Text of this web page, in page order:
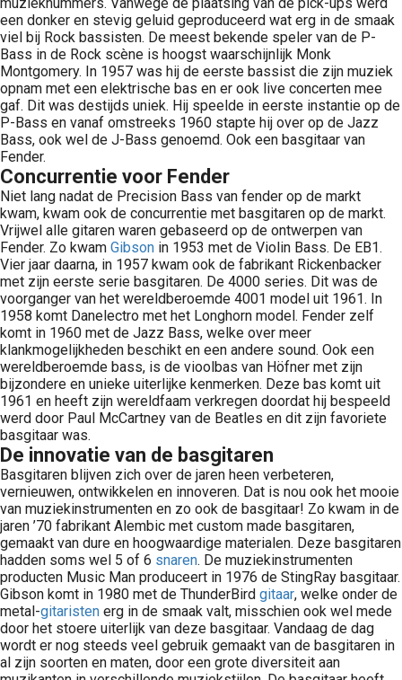
een donker en stevig geluid geproduceerd wat erg in de smaak
viel bij Rock bassisten. De meest bekende speler van de P-
Bass in de Rock scène is hoogst waarschijnlijk Monk
Montgomery. In 1957 was hij de eerste bassist die zijn muziek
opnam met een elektrische bas en er ook live concerten mee
gaf. Dit was destijds uniek. Hij speelde in eerste instantie op de
P-Bass en vanaf omstreeks 1960 stapte hij over op de Jazz
Bass, ook wel de J-Bass genoemd. Ook een basgitaar van
Fender.
Concurrentie voor Fender
Niet lang nadat de Precision Bass van fender op de markt
kwam, kwam ook de concurrentie met basgitaren op de markt.
Vrijwel alle gitaren waren gebaseerd op de ontwerpen van
Fender. Zo kwam Gibson in 1953 met de Violin Bass. De EB1.
Vier jaar daarna, in 1957 kwam ook de fabrikant Rickenbacker
met zijn eerste serie basgitaren. De 4000 series. Dit was de
voorganger van het wereldberoemde 4001 model uit 1961. In
1958 komt Danelectro met het Longhorn model. Fender zelf
komt in 1960 met de Jazz Bass, welke over meer
klankmogelijkheden beschikt en een andere sound. Ook een
wereldberoemde bass, is de vioolbas van Höfner met zijn
bijzondere en unieke uiterlijke kenmerken. Deze bas komt uit
1961 en heeft zijn wereldfaam verkregen doordat hij bespeeld
werd door Paul McCartney van de Beatles en dit zijn favoriete
basgitaar was.
De innovatie van de basgitaren
Basgitaren blijven zich over de jaren heen verbeteren,
vernieuwen, ontwikkelen en innoveren. Dat is nou ook het mooie
van muziekinstrumenten en zo ook de basgitaar! Zo kwam in de
jaren ’70 fabrikant Alembic met custom made basgitaren,
gemaakt van dure en hoogwaardige materialen. Deze basgitaren
hadden soms wel 5 of 6 snaren. De muziekinstrumenten
producten Music Man produceert in 1976 de StingRay basgitaar.
Gibson komt in 1980 met de ThunderBird gitaar, welke onder de
metal-gitaristen erg in de smaak valt, misschien ook wel mede
door het stoere uiterlijk van deze basgitaar. Vandaag de dag
wordt er nog steeds veel gebruik gemaakt van de basgitaren in
al zijn soorten en maten, door een grote diversiteit aan